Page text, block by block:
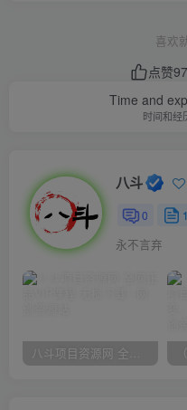
喜欢
点赞97
Time and
时间和经
八斗
0
永不言弃
八斗项目资源网 全网正品VIP课程 无损下载~